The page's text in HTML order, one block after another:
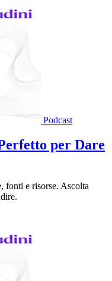
Podcast
per Dare
fonti e risorse. Ascolta